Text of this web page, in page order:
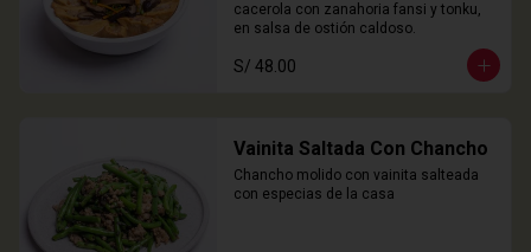
cacerola con zanahoria fansi y tonku,
en salsa de ostión caldoso.
S/ 48.00
Vainita Saltada Con Chancho
Chancho molido con vainita salteada
con especias de la casa